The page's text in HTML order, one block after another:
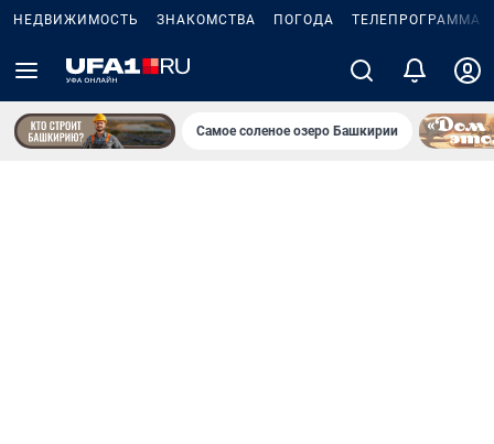
НЕДВИЖИМОСТЬ ЗНАКОМСТВА ПОГОДА ТЕЛЕПРОГРАММА
Самое соленое озеро Башкирии